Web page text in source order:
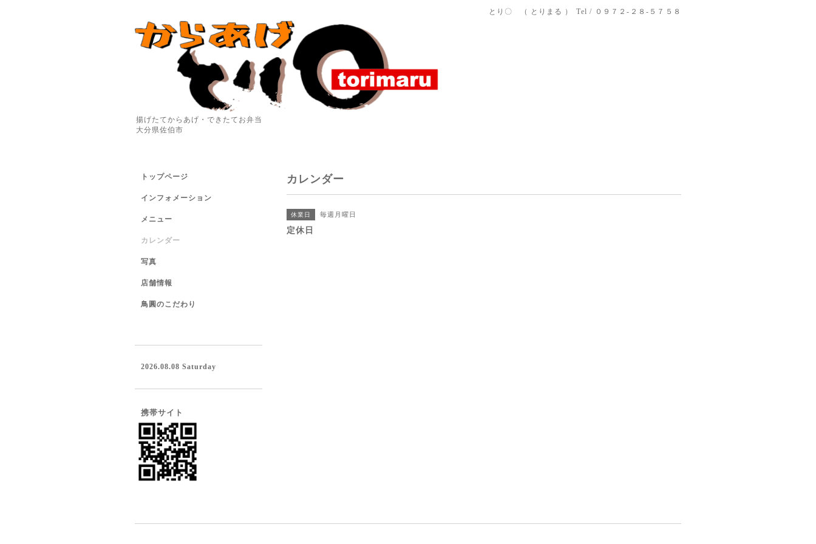
とり〇 （ とりまる ） Tel / ０９７２-２８-５７５８
揚げたてからあげ・できたてお弁当
大分県佐伯市
カレンダー
休業日 毎週月曜日
定休日
トップページ
インフォメーション
メニュー
カレンダー
写真
店舗情報
鳥圓のこだわり
2026.08.08 Saturday
携帯サイト